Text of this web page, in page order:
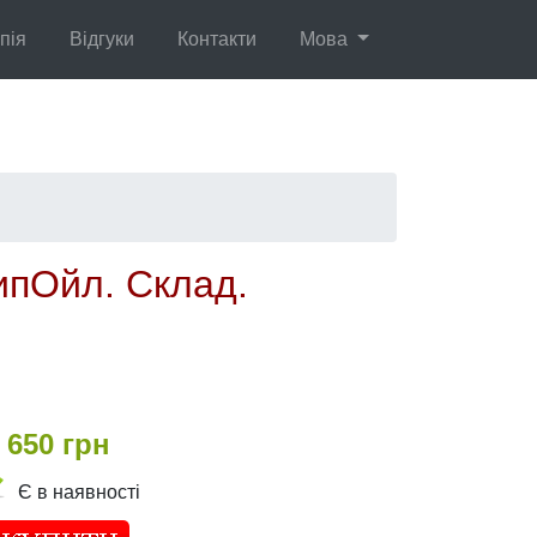
Відгуки Контакти Мова
Склад.
650 грн
Є в наявності